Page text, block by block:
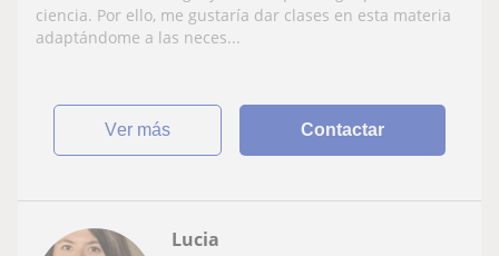
ciencia. Por ello, me gustaría dar clases en esta materia
adaptándome a las neces...
ver más Contactar
Lucia